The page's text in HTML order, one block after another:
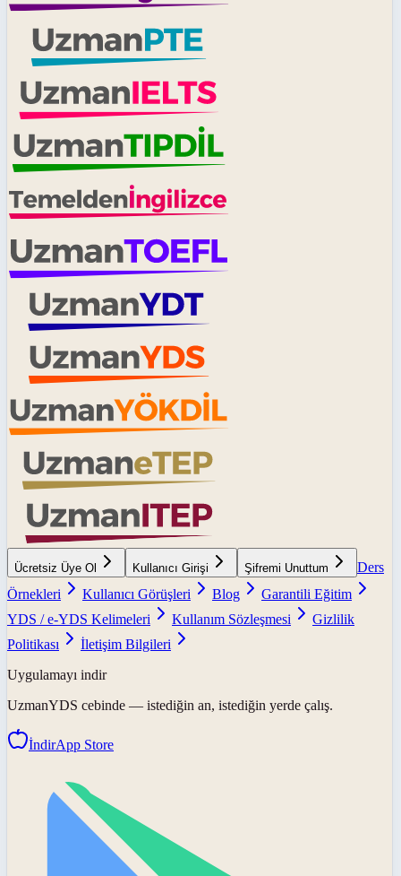
Ücretsiz Üye Ol Kullanıcı Girişi Şifremi Unuttum
Ders
Örnekleri
Kullanıcı Görüşleri Blog
Garantili Eğitim
YDS / e-YDS Kelimeleri
Kullanım Sözleşmesi
Gizlilik
Politikası
İletişim Bilgileri
Uygulamayı indir
UzmanYDS cebinde — istediğin an, istediğin yerde çalış.
İndirApp Store